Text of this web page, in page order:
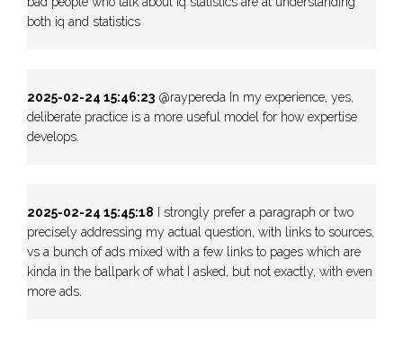
both iq and statistics
2025-02-24 15:46:23 @raypereda In my experience, yes,
deliberate practice is a more useful model for how expertise
develops.
2025-02-24 15:45:18 I strongly prefer a paragraph or two
precisely addressing my actual question, with links to sources,
vs a bunch of ads mixed with a few links to pages which are
kinda in the ballpark of what I asked, but not exactly, with even
more ads.